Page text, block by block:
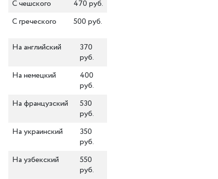
С чешского
470 руб.
С греческого
500 руб.
На английский
370
руб.
На немецкий
400
руб.
На французский
530
руб.
На украинский
350
руб.
На узбекский
550
руб.